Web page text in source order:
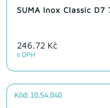
SUMA Inox Classic D7
246.72 Kč
s DPH
Kód: 10.54.040